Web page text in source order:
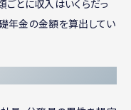
とに収入はいくらだっ
年金の金額を算出してい